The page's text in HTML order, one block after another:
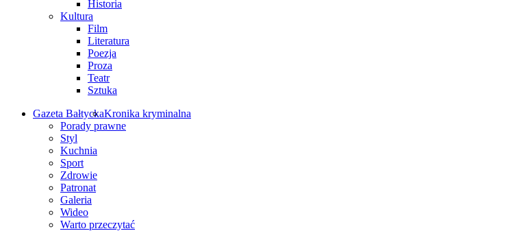
Historia
Kultura
Film
Literatura
Poezja
Proza
Teatr
Sztuka
Gazeta BałtyckaKronika kryminalna
Porady prawne
Styl
Kuchnia
Sport
Zdrowie
Patronat
Galeria
Wideo
Warto przeczytać